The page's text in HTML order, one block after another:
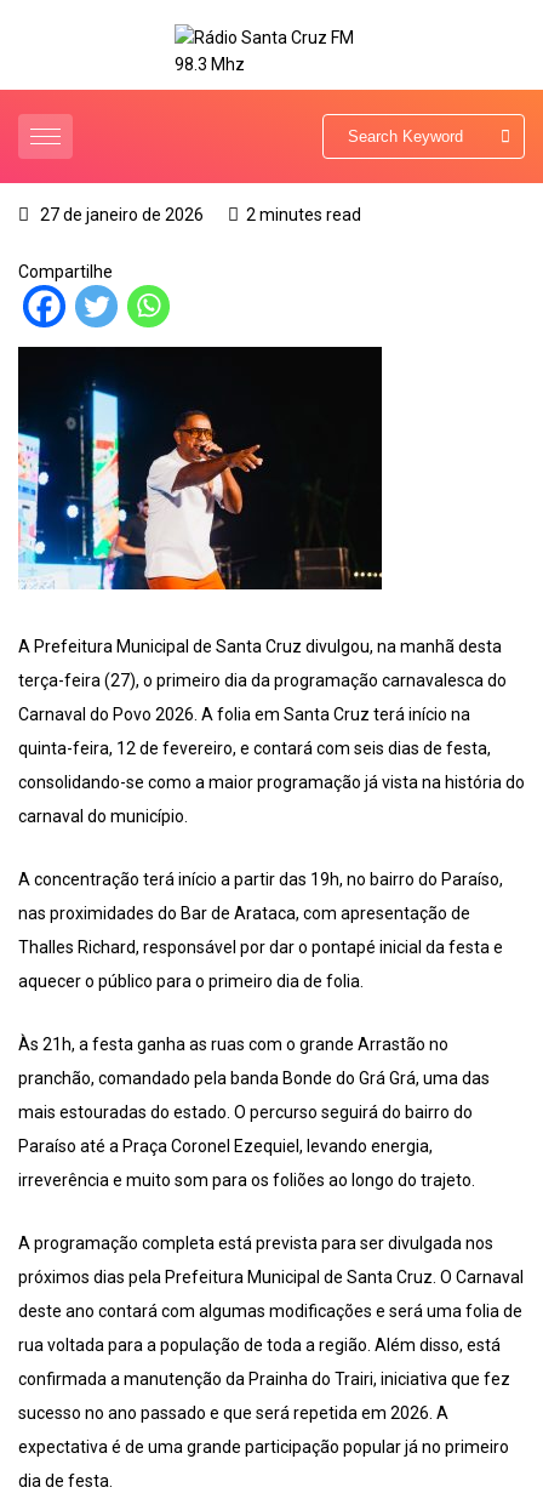
27 de janeiro de 2026 2 minutes read
Compartilhe
A Prefeitura Municipal de Santa Cruz divulgou, na manhã desta
terça-feira (27), o primeiro dia da programação carnavalesca do
Carnaval do Povo 2026. A folia em Santa Cruz terá início na
quinta-feira, 12 de fevereiro, e contará com seis dias de festa,
consolidando-se como a maior programação já vista na história do
carnaval do município.
A concentração terá início a partir das 19h, no bairro do Paraíso,
nas proximidades do Bar de Arataca, com apresentação de
Thalles Richard, responsável por dar o pontapé inicial da festa e
aquecer o público para o primeiro dia de folia.
Às 21h, a festa ganha as ruas com o grande Arrastão no
pranchão, comandado pela banda Bonde do Grá Grá, uma das
mais estouradas do estado. O percurso seguirá do bairro do
Paraíso até a Praça Coronel Ezequiel, levando energia,
irreverência e muito som para os foliões ao longo do trajeto.
A programação completa está prevista para ser divulgada nos
próximos dias pela Prefeitura Municipal de Santa Cruz. O Carnaval
deste ano contará com algumas modificações e será uma folia de
rua voltada para a população de toda a região. Além disso, está
confirmada a manutenção da Prainha do Trairi, iniciativa que fez
sucesso no ano passado e que será repetida em 2026. A
expectativa é de uma grande participação popular já no primeiro
dia de festa.